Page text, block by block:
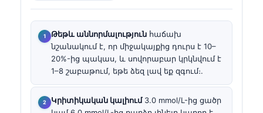
Թեթև աննորմալություն հաճախ
նշանակում է, որ միջակայքից դուրս է 10–
20%-ից պակաս, և սովորաբար կրկնվում է
1–8 շաբաթում, եթե ձեզ լավ եք զգում։.
Կրիտիկական կալիում3.0 mmol/L-ից ցածր